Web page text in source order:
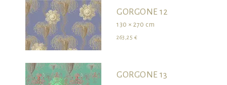
GORGONE 12
130 × 270 cm
263,25 €
GORGONE 13